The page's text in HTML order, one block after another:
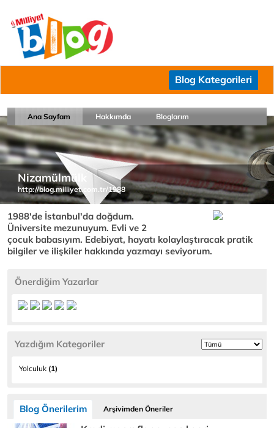
Blog Kategorileri
Ana Sayfam Hakkımda Bloglarım
Nizamülmülk
http://blog.milliyet.com.tr/1988
1988'de İstanbul'da doğdum.
Üniversite mezunuyum. Evli ve 2
çocuk babasıyım. Edebiyat, hayatı kolaylaştıracak pratik
bilgiler ve ilişkiler hakkında yazmayı seviyorum.
Önerdiğim Yazarlar
Yazdığım Kategoriler
Yolculuk (1)
Blog Önerilerim Arşivimden Öneriler